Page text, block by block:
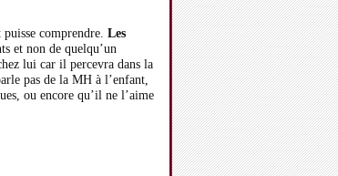
comprendre. Les
et non de quelqu’un
lui car il percevra dans la
pas de la MH à l’enfant,
ou encore qu’il ne l’aime